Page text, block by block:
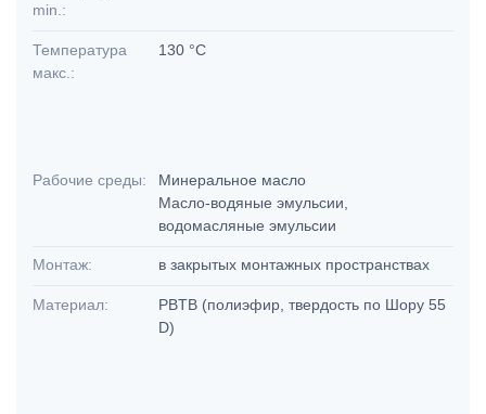
min.:
Температура
макс.:
130 °C
Рабочие среды:
Минеральное масло
Масло-водяные эмульсии,
водомасляные эмульсии
Монтаж: в закрытых монтажных пространствах
Материал:
PBTB (полиэфир, твердость по Шору 55
D)